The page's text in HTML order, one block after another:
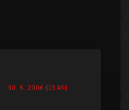
30. 6. 2006 (13:49)